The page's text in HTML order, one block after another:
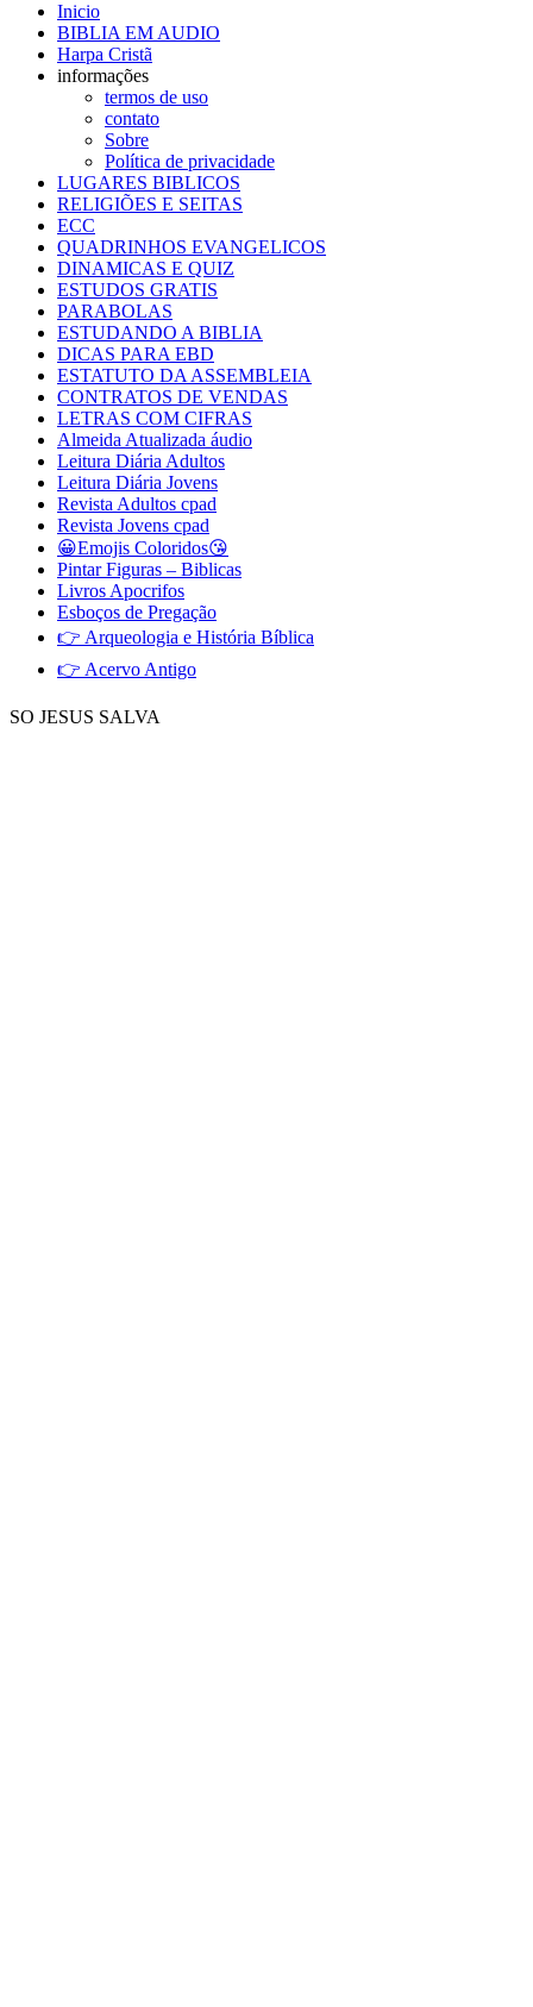
Inicio
BIBLIA EM AUDIO
Harpa Cristã
informações
termos de uso
contato
Sobre
Política de privacidade
LUGARES BIBLICOS
RELIGIÕES E SEITAS
ECC
QUADRINHOS EVANGELICOS
DINAMICAS E QUIZ
ESTUDOS GRATIS
PARABOLAS
ESTUDANDO A BIBLIA
DICAS PARA EBD
ESTATUTO DA ASSEMBLEIA
CONTRATOS DE VENDAS
LETRAS COM CIFRAS
Almeida Atualizada áudio
Leitura Diária Adultos
Leitura Diária Jovens
Revista Adultos cpad
Revista Jovens cpad
😀Emojis Coloridos😘
Pintar Figuras – Biblicas
Livros Apocrifos
Esboços de Pregação
👉 Arqueologia e História Bíblica
👉 Acervo Antigo
SO JESUS SALVA